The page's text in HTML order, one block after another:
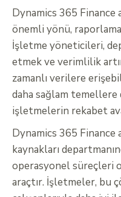
Dynamics 365
önemli yönü,
İşletme yöneticileri,
etmek ve verimlilik
zamanlı verilere
daha sağlam temellere
işletmelerin rekabet
Dynamics 365 Finance
kaynakları
operasyonel süreçleri
araçtır. İşletmeler, bu